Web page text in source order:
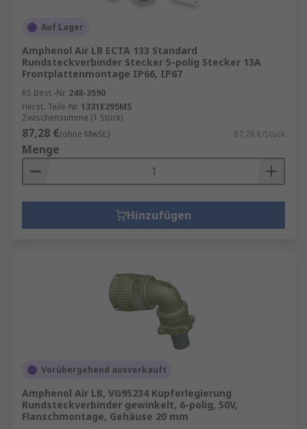
Auf Lager
Amphenol Air LB ECTA 133 Standard
Rundsteckverbinder Stecker 5-polig Stecker 13A
Frontplattenmontage IP66, IP67
RS Best.-Nr. 248-3590
Herst. Teile-Nr. 1331E295MS
Zwischensumme (1 Stück)
87,28 €(ohne MwSt.) 87,28 €/Stück
Menge
Hinzufügen
Vorübergehend ausverkauft
Amphenol Air LB, VG95234 Kupferlegierung
Rundsteckverbinder gewinkelt, 6-polig, 50V,
Flanschmontage, Gehäuse 20 mm